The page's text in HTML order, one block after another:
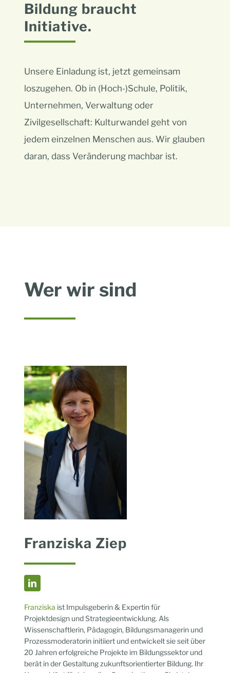
Bildung braucht
Initiative.
Unsere Einladung ist, jetzt gemeinsam
loszugehen. Ob in (Hoch-)Schule, Politik,
Unternehmen, Verwaltung oder
Zivilgesellschaft: Kulturwandel geht von
jedem einzelnen Menschen aus. Wir glauben
daran, dass Veränderung machbar ist.
Wer wir sind
Franziska Ziep
Franziska ist Impulsgeberin & Expertin für
Projektdesign und Strategieentwicklung. Als
Wissenschaftlerin, Pädagogin, Bildungsmanagerin und
Prozessmoderatorin initiiert und entwickelt sie seit über
20 Jahren erfolgreiche Projekte im Bildungssektor und
berät in der Gestaltung zukunftsorientierter Bildung. Ihr